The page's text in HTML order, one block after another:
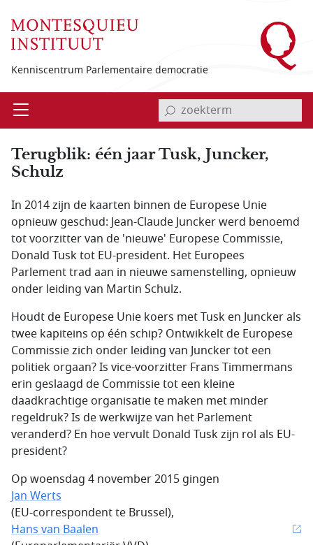
Kenniscentrum Parlementaire democratie
Open invoerveld zoekterm
Terugblik: één jaar Tusk, Juncker,
Schulz
In 2014 zijn de kaarten binnen de Europese Unie
opnieuw geschud: Jean-Claude Juncker werd benoemd
tot voorzitter van de 'nieuwe' Europese Commissie,
Donald Tusk tot EU-president. Het Europees
Parlement trad aan in nieuwe samenstelling, opnieuw
onder leiding van Martin Schulz.
Houdt de Europese Unie koers met Tusk en Juncker als
twee kapiteins op één schip? Ontwikkelt de Europese
Commissie zich onder leiding van Juncker tot een
politiek orgaan? Is vice-voorzitter Frans Timmermans
erin geslaagd de Commissie tot een kleine
daadkrachtige organisatie te maken met minder
regeldruk? Is de werkwijze van het Parlement
veranderd? En hoe vervult Donald Tusk zijn rol als EU-
president?
Op woensdag 4 november 2015 gingen
Jan Werts
(EU-correspondent te Brussel),
Hans van Baalen